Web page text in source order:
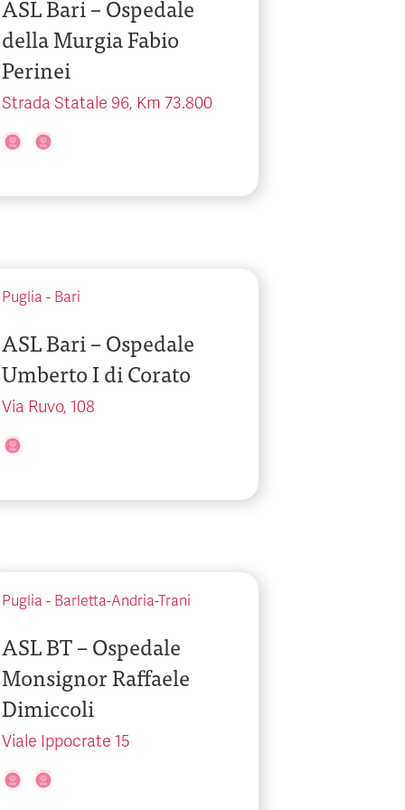
ASL Bari – Ospedale
della Murgia Fabio
Perinei
Strada Statale 96, Km 73.800
Puglia - Bari
ASL Bari – Ospedale
Umberto I di Corato
Via Ruvo, 108
Puglia - Barletta-Andria-Trani
ASL BT – Ospedale
Monsignor Raffaele
Dimiccoli
Viale Ippocrate 15